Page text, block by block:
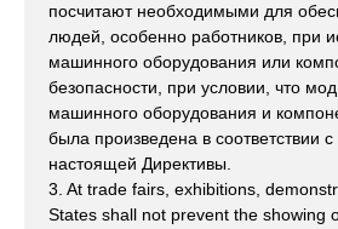
посчитают необходимыми для
людей, особенно работников, при
машинного оборудования или
безопасности, при условии, что
машинного оборудования и
была произведена в соответствии
настоящей Директивы.
3. At trade fairs, exhibitions,
States shall not prevent the showing